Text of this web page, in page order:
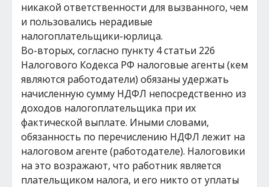
никакой ответственности для вызванного, чем
и пользовались нерадивые
налогоплательщики-юрлица.
Во-вторых, согласно пункту 4 статьи 226
Налогового Кодекса РФ налоговые агенты (кем
являются работодатели) обязаны удержать
начисленную сумму НДФЛ непосредственно из
доходов налогоплательщика при их
фактической выплате. Иными словами,
обязанность по перечислению НДФЛ лежит на
налоговом агенте (работодателе). Налоговики
на это возражают, что работник является
плательщиком налога, и его никто от уплаты